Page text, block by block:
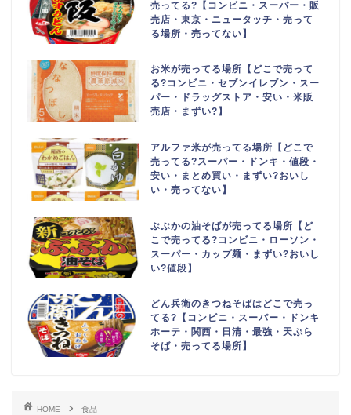
売ってる?【コンビニ・スーパー・販
売店・東京・ニュータッチ・売って
る場所・売ってない】
お米が売ってる場所【どこで売って
る?コンビニ・セブンイレブン・スー
パー・ドラッグストア・安い・米販
売店・まずい?】
アルファ米が売ってる場所【どこで
売ってる?スーパー・ドンキ・値段・
安い・まとめ買い・まずい?おいし
い・売ってない】
ぶぶかの油そばが売ってる場所【ど
こで売ってる?コンビニ・ローソン・
スーパー・カップ麺・まずい?おいし
い?値段】
どん兵衛のきつねそばはどこで売っ
てる?【コンビニ・スーパー・ドンキ
ホーテ・関西・日清・最強・天ぷら
そば・売ってる場所】
HOME
食品